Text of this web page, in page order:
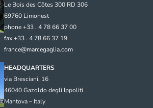
Le Bois des Côtes 300 RD 306
69760 Limonest
phone +33 . 4 78 66 37 00
fax +33 . 4 78 66 37 19
france@marcegaglia.com
HEADQUARTERS
via Bresciani, 16
46040 Gazoldo degli Ippoliti
Mantova – Italy